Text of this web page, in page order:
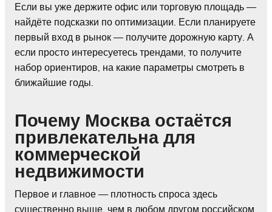
Если вы уже держите офис или торговую площадь —
найдёте подсказки по оптимизации. Если планируете
первый вход в рынок — получите дорожную карту. А
если просто интересуетесь трендами, то получите
набор ориентиров, на какие параметры смотреть в
ближайшие годы.
Почему Москва остаётся
привлекательна для
коммерческой
недвижимости
Первое и главное — плотность спроса здесь
существенно выше, чем в любом другом российском